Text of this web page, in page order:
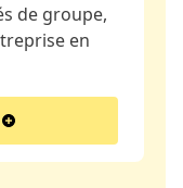
de groupe,
en